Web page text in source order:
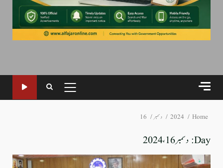
PRIMARY
MENU
Home
2024 دسمبر 16
Day: دسمبر 16، 2024